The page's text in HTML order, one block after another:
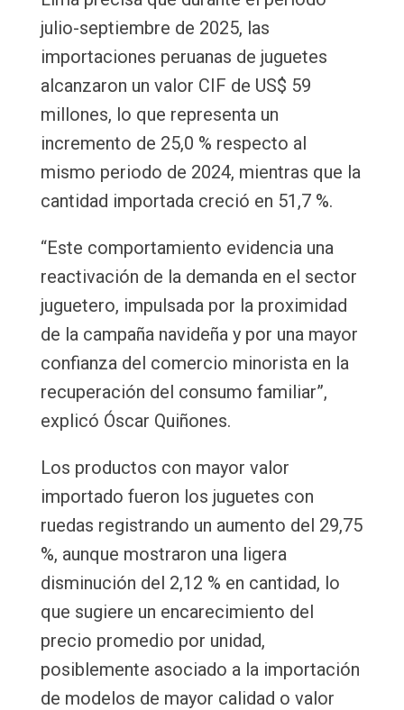
julio-septiembre de 2025, las
importaciones peruanas de juguetes
alcanzaron un valor CIF de US$ 59
millones, lo que representa un
incremento de 25,0 % respecto al
mismo periodo de 2024, mientras que la
cantidad importada creció en 51,7 %.
“Este comportamiento evidencia una
reactivación de la demanda en el sector
juguetero, impulsada por la proximidad
de la campaña navideña y por una mayor
confianza del comercio minorista en la
recuperación del consumo familiar”,
explicó Óscar Quiñones.
Los productos con mayor valor
importado fueron los juguetes con
ruedas registrando un aumento del 29,75
%, aunque mostraron una ligera
disminución del 2,12 % en cantidad, lo
que sugiere un encarecimiento del
precio promedio por unidad,
posiblemente asociado a la importación
de modelos de mayor calidad o valor